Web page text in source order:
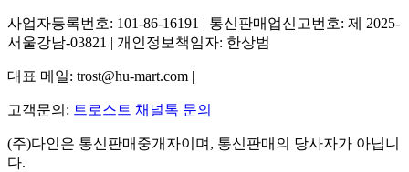
사업자등록번호: 101-86-16191 | 통신판매업신고번호: 제 2025-
서울강남-03821 | 개인정보책임자: 한상범
대표 메일: trost@hu-mart.com |
고객문의: 트로스트 채널톡 문의
(주)다인은 통신판매중개자이며, 통신판매의 당사자가 아닙니
다.